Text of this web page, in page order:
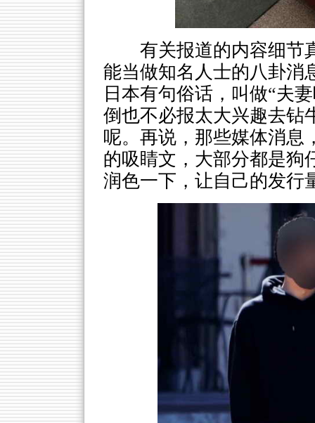
有关报道的内容细节
能当做知名人士的八卦消
日本有句俗话，叫做“夫
倒也不必报太大兴趣去钻
呢。再说，那些媒体消息
的吸睛文，大部分都是狗
润色一下，让自己的发行